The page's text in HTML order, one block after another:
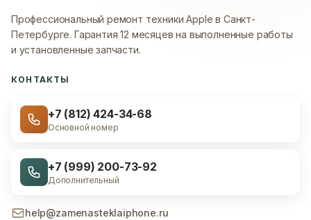
Профессиональный ремонт техники Apple в Санкт-
Петербурге. Гарантия 12 месяцев на выполненные работы
и установленные запчасти.
КОНТАКТЫ
+7 (812) 424-34-68
Основной номер
+7 (999) 200-73-92
Дополнительный
help@zamenasteklaiphone.ru